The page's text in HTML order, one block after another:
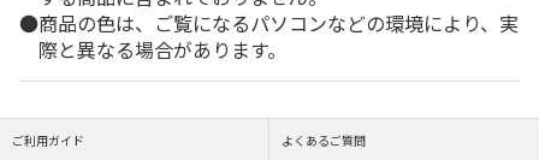
商品の色は、ご覧になるパソコンなどの環境により、実
際と異なる場合があります。
ご利用ガイド よくあるご質問